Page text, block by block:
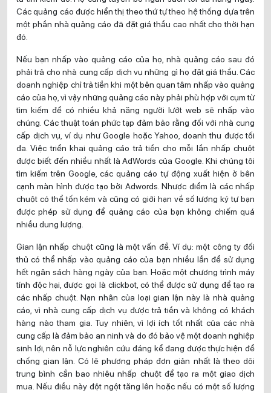
Các quảng cáo được hiển thị theo thứ tự theo hệ thống dựa trên
một phần nhà quảng cáo đã đặt giá thầu cao nhất cho thời hạn
đó.
Nếu bạn nhấp vào quảng cáo của họ, nhà quảng cáo sau đó
phải trả cho nhà cung cấp dịch vụ những gì họ đặt giá thầu. Các
doanh nghiệp chỉ trả tiền khi một bên quan tâm nhấp vào quảng
cáo của họ, vì vậy những quảng cáo này phải phù hợp với cụm từ
tìm kiếm để có nhiều khả năng người lướt web sẽ nhấp vào
chúng. Các thuật toán phức tạp đảm bảo rằng đối với nhà cung
cấp dịch vụ, ví dụ như Google hoặc Yahoo, doanh thu được tối
đa. Việc triển khai quảng cáo trả tiền cho mỗi lần nhấp chuột
được biết đến nhiều nhất là AdWords của Google. Khi chúng tôi
tìm kiếm trên Google, các quảng cáo tự động xuất hiện ở bên
cạnh màn hình được tạo bởi Adwords. Nhược điểm là các nhấp
chuột có thể tốn kém và cũng có giới hạn về số lượng ký tự bạn
được phép sử dụng để quảng cáo của bạn không chiếm quá
nhiều dung lượng.
Gian lận nhấp chuột cũng là một vấn đề. Ví dụ: một công ty đối
thủ có thể nhấp vào quảng cáo của bạn nhiều lần để sử dụng
hết ngân sách hàng ngày của bạn. Hoặc một chương trình máy
tính độc hại, được gọi là clickbot, có thể được sử dụng để tạo ra
các nhấp chuột. Nạn nhân của loại gian lận này là nhà quảng
cáo, vì nhà cung cấp dịch vụ được trả tiền và không có khách
hàng nào tham gia. Tuy nhiên, vì lợi ích tốt nhất của các nhà
cung cấp là đảm bảo an ninh và do đó bảo vệ một doanh nghiệp
sinh lợi, nên nỗ lực nghiên cứu đáng kể đang được thực hiện để
chống gian lận. Có lẽ phương pháp đơn giản nhất là theo dõi
trung bình cần bao nhiêu nhấp chuột để tạo ra một giao dịch
mua. Nếu điều này đột ngột tăng lên hoặc nếu có một số lượng